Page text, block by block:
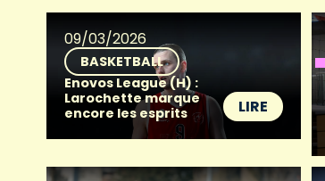
09/03/2026
BASKETBALL
Enovos League (H) :
Larochette marque
encore les esprits
LIRE